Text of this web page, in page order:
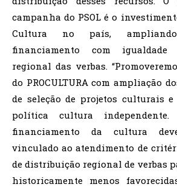
campanha do PSOL é o
Cultura no país,
financiamento com
regional das verbas.
do PROCULTURA com ampliação
de seleção de projetos culturais
política cultura
financiamento da cultura
vinculado ao atendimento de
de distribuição regional de verbas
historicamente menos